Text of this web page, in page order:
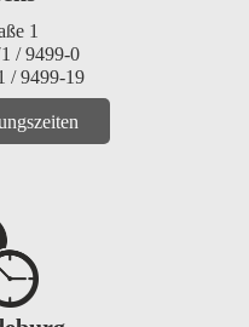
1
/ 9499-0
/ 9499-19